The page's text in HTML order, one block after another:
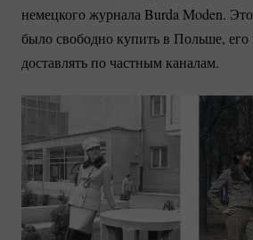
немецкого журнала Burda Moden.
было свободно купить в Польше, его
доставлять по частным каналам.